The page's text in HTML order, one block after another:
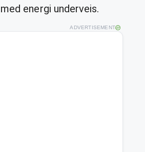
energi underveis.
ADVERTISEMENT